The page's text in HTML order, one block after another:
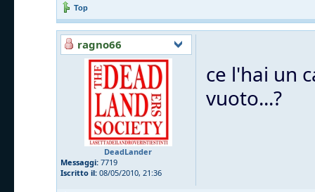
Top
ragno66
DeadLander
Messaggi: 7719
Iscritto il: 08/05/2010, 21:36
ce l'hai un
vuoto...?